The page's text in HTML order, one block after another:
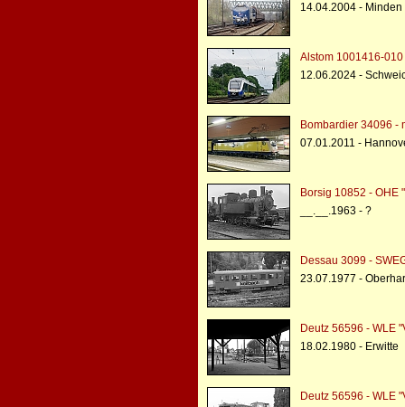
14.04.2004 - Minden
Alstom 1001416-
12.06.2024 -
Bombardier 34096 -
07.01.2011 -
Borsig 10852 - OHE
__.__.1963 - ?
Dessau 3099 -
23.07.1977 -
Deutz 56596 - WLE
18.02.1980 - Erwitte
Deutz 56596 - WLE